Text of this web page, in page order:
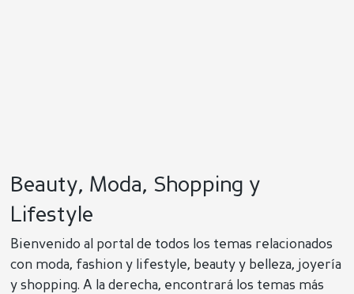
Beauty, Moda, Shopping y
Lifestyle
Bienvenido al portal de todos los temas relacionados
con moda, fashion y lifestyle, beauty y belleza, joyería
y shopping. A la derecha, encontrará los temas más